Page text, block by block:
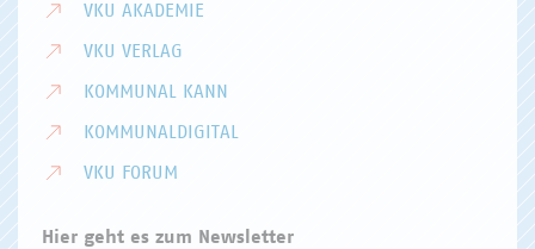
VKU AKADEMIE
VKU VERLAG
KOMMUNAL KANN
KOMMUNALDIGITAL
VKU FORUM
Hier geht es zum Newsletter